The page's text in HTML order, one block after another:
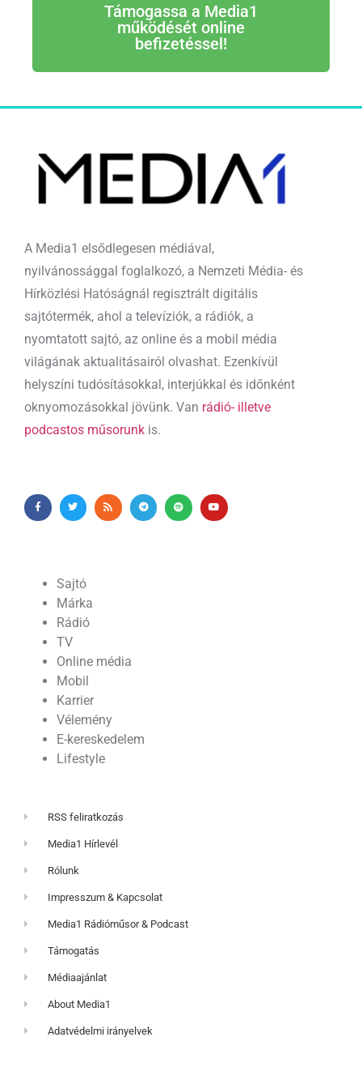
Támogassa a Media1
működését online
befizetéssel!
A Media1 elsődlegesen médiával,
nyilvánossággal foglalkozó, a Nemzeti Média- és
Hírközlési Hatóságnál regisztrált digitális
sajtótermék, ahol a televíziók, a rádiók, a
nyomtatott sajtó, az online és a mobil média
világának aktualitásairól olvashat. Ezenkívül
helyszíni tudósításokkal, interjúkkal és időnként
oknyomozásokkal jövünk. Van rádió- illetve
podcastos műsorunk is.
Sajtó
Márka
Rádió
TV
Online média
Mobil
Karrier
Vélemény
E-kereskedelem
Lifestyle
RSS feliratkozás
Media1 Hírlevél
Rólunk
Impresszum & Kapcsolat
Media1 Rádióműsor & Podcast
Támogatás
Médiaajánlat
About Media1
Adatvédelmi irányelvek